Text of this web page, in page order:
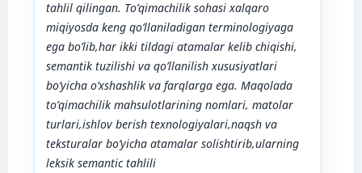
tahlil qilingan. To’qimachilik sohasi xalqaro
miqiyosda keng qo’llaniladigan terminologiyaga
ega bo’lib,har ikki tildagi atamalar kelib chiqishi,
semantik tuzilishi va qo’llanilish xususiyatlari
bo’yicha o’xshashlik va farqlarga ega. Maqolada
to’qimachilik mahsulotlarining nomlari, matolar
turlari,ishlov berish texnologiyalari,naqsh va
teksturalar bo’yicha atamalar solishtirib,ularning
leksik semantic tahlili